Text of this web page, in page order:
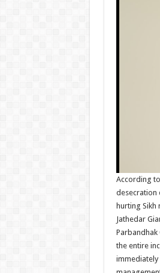
According
desecration
hurting
Jathedar
Parbandhak
the entire
immediately